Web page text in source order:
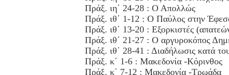
Πράξ. ιη΄ 24-28 : Ο Απολλώς
Πράξ. ιθ΄ 1-12 : Ο Παύλος στην
Πράξ. ιθ΄ 13-20 : Εξορκιστές
Πράξ. ιθ΄ 21-27 : Ο αργυροκόπος
Πράξ. ιθ΄ 28-41 : Διαδήλωσις κατά
Πράξ. κ΄ 1-6 : Μακεδονία -Κόρινθος
Πράξ. κ΄ 7-12 : Μακεδονία -Τρωάδα